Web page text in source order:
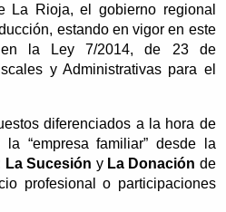
La Rioja, el gobierno regional
estando en vigor en este
en la Ley 7/2014, de 23 de
y Administrativas para el
diferenciados a la hora de
“empresa familiar” desde la
La Sucesión y La Donación de
profesional o participaciones